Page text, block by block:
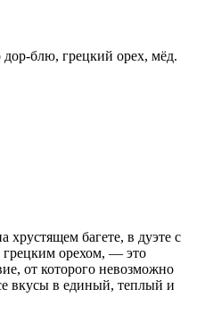
блю, грецкий орех, мёд.
хрустящем багете, в дуэте с
орехом, — это
от которого невозможно
вкусы в единый, теплый и